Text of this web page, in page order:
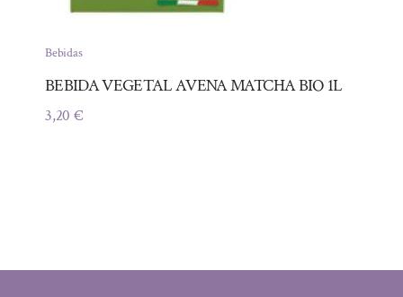
Bebidas
BEBIDA VEGETAL AVENA MATCHA BIO 1L
3,20€